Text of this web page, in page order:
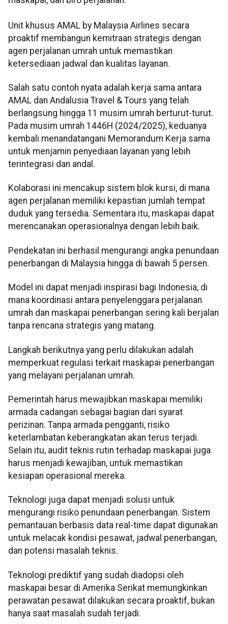
Unit khusus AMAL by Malaysia Airlines secara
proaktif membangun kemitraan strategis dengan
agen perjalanan umrah untuk memastikan
ketersediaan jadwal dan kualitas layanan.
Salah satu contoh nyata adalah kerja sama antara
AMAL dan Andalusia Travel & Tours yang telah
berlangsung hingga 11 musim umrah berturut-turut.
Pada musim umrah 1446H (2024/2025), keduanya
kembali menandatangani Memorandum Kerja sama
untuk menjamin penyediaan layanan yang lebih
terintegrasi dan andal.
Kolaborasi ini mencakup sistem blok kursi, di mana
agen perjalanan memiliki kepastian jumlah tempat
duduk yang tersedia. Sementara itu, maskapai dapat
merencanakan operasionalnya dengan lebih baik.
Pendekatan ini berhasil mengurangi angka penundaan
penerbangan di Malaysia hingga di bawah 5 persen.
Model ini dapat menjadi inspirasi bagi Indonesia, di
mana koordinasi antara penyelenggara perjalanan
umrah dan maskapai penerbangan sering kali berjalan
tanpa rencana strategis yang matang.
Langkah berikutnya yang perlu dilakukan adalah
memperkuat regulasi terkait maskapai penerbangan
yang melayani perjalanan umrah.
Pemerintah harus mewajibkan maskapai memiliki
armada cadangan sebagai bagian dari syarat
perizinan. Tanpa armada pengganti, risiko
keterlambatan keberangkatan akan terus terjadi.
Selain itu, audit teknis rutin terhadap maskapai juga
harus menjadi kewajiban, untuk memastikan
kesiapan operasional mereka.
Teknologi juga dapat menjadi solusi untuk
mengurangi risiko penundaan penerbangan. Sistem
pemantauan berbasis data real-time dapat digunakan
untuk melacak kondisi pesawat, jadwal penerbangan,
dan potensi masalah teknis.
Teknologi prediktif yang sudah diadopsi oleh
maskapai besar di Amerika Serikat memungkinkan
perawatan pesawat dilakukan secara proaktif, bukan
hanya saat masalah sudah terjadi.